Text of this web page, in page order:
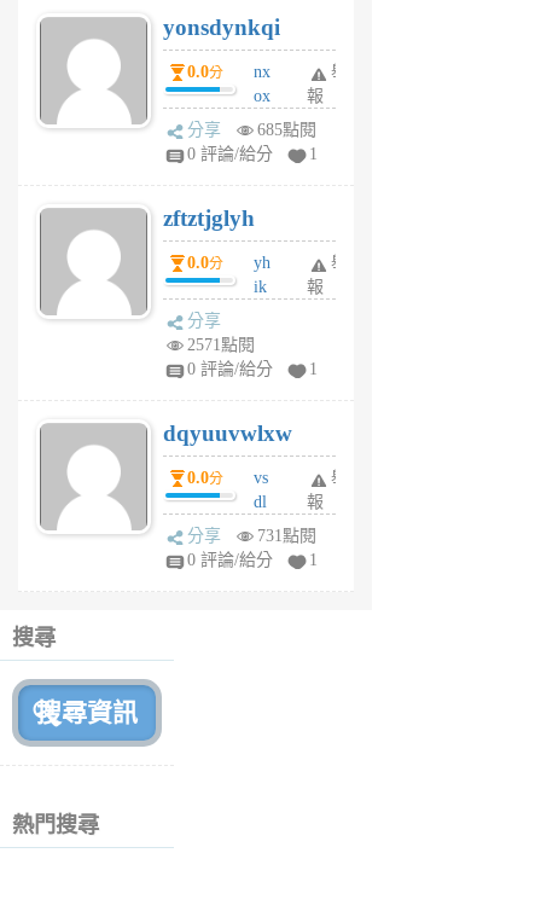
6
個
月
前
yonsdynkqi
0.0分
nx
ox
rh
pe
月
前
舉
報
分享
685點閱
0 評論/給分
1
zftztjglyh
0.0分
yh
ik
tu
6
個
月
前
舉
報
分享
2571點閱
0 評論/給分
1
dqyuuvwlxw
0.0分
vs
dl
sq
fy
舉
報
分享
731點閱
0 評論/給分
1
搜尋
熱門搜尋